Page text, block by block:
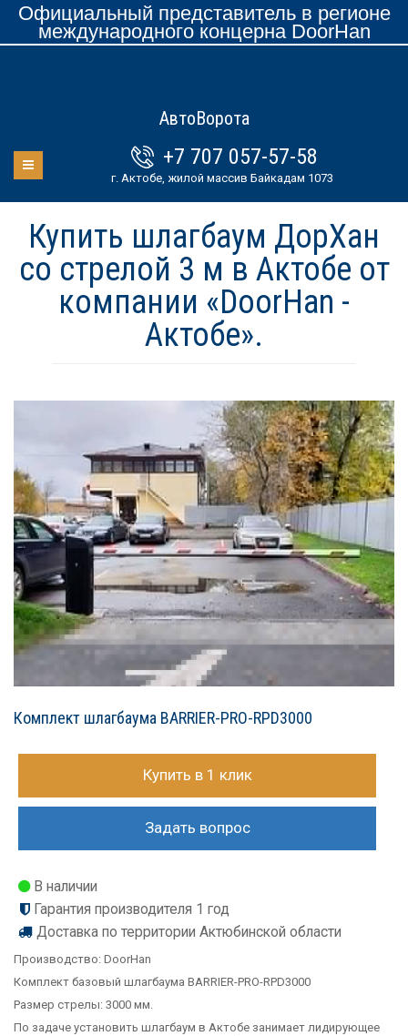
Официальный представитель в регионе
международного концерна DoorHan
АвтоВорота
+7 707 057-57-58
г. Актобе, жилой массив Байкадам 1073
Купить шлагбаум ДорХан
со стрелой 3 м в Актобе от
компании «DoorHan -
Актобе».
Комплект шлагбаума BARRIER-PRO-RPD3000
Купить в 1 клик
Задать вопрос
В наличии
Гарантия производителя 1 год
Доставка по территории Актюбинской области
Производство: DoorHan
Комплект базовый шлагбаума BARRIER-PRO-RPD3000
Размер стрелы: 3000 мм.
По задаче установить шлагбаум в Актобе занимает лидирующее